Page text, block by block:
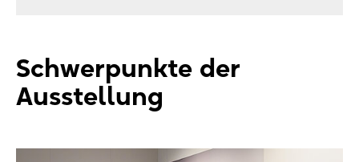
Schwerpunkte der
Ausstellung